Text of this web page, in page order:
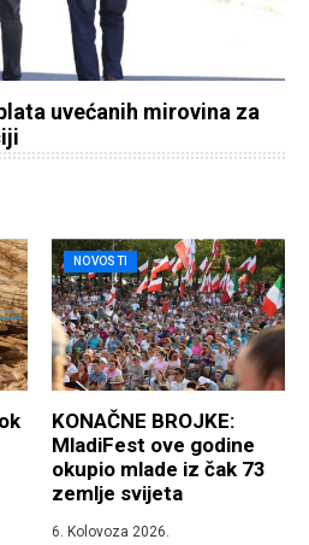
uvećanih mirovina za
NOVOSTI
KONAČNE BROJKE:
MladiFest ove godine
okupio mlade iz čak 73
zemlje svijeta
6. Kolovoza 2026.